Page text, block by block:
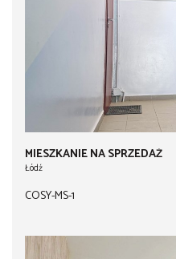
MIESZKANIE NA SPRZEDAŻ
Łódź
COSY-MS-1